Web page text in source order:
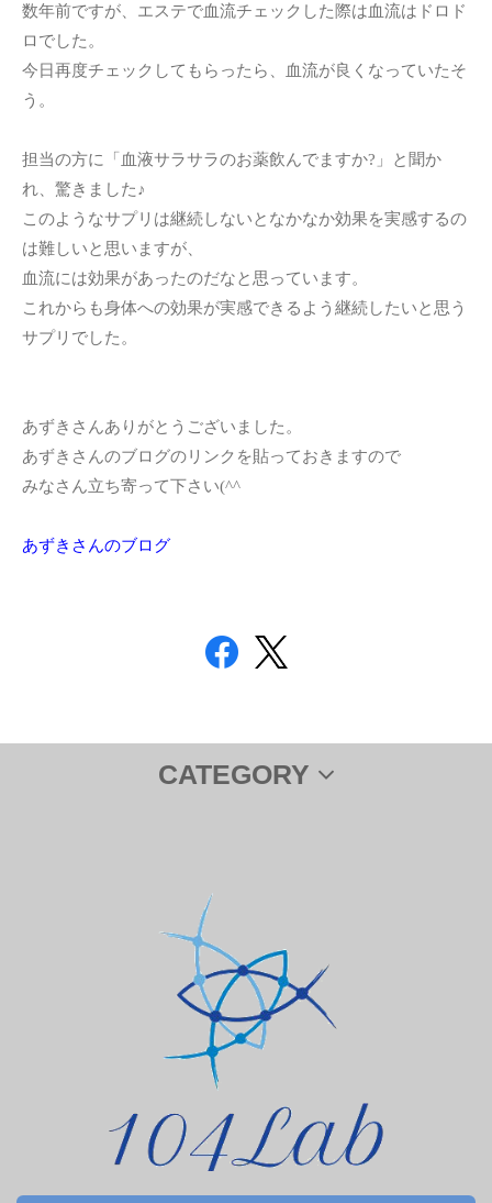
数年前ですが、エステで血流チェックした際は血流はドロド
ロでした。
今日再度チェックしてもらったら、血流が良くなっていたそ
う。
担当の方に「血液サラサラのお薬飲んでますか?」と聞か
れ、驚きました♪
このようなサプリは継続しないとなかなか効果を実感するの
は難しいと思いますが、
血流には効果があったのだなと思っています。
これからも身体への効果が実感できるよう継続したいと思う
サプリでした。
あずきさんありがとうございました。
あずきさんのブログのリンクを貼っておきますので
みなさん立ち寄って下さい(^^ゞ
あずきさんのブログ
CATEGORY